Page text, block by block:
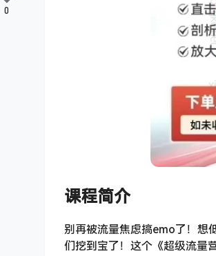
课程简介
别再被流量焦虑搞emo了！想
们挖到宝了！这个《超级流量
0